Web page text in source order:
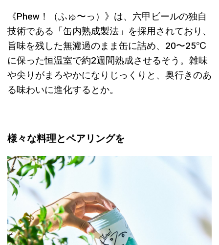
《Phew！（ふゅ〜っ）》は、六甲ビールの独自
技術である「缶内熟成製法」を採用されており、
旨味を残した無濾過のまま缶に詰め、20〜25℃
に保った恒温室で約2週間熟成させるそう。雑味
や尖りがまろやかになりじっくりと、奥行きのあ
る味わいに進化するとか。
様々な料理とペアリングを